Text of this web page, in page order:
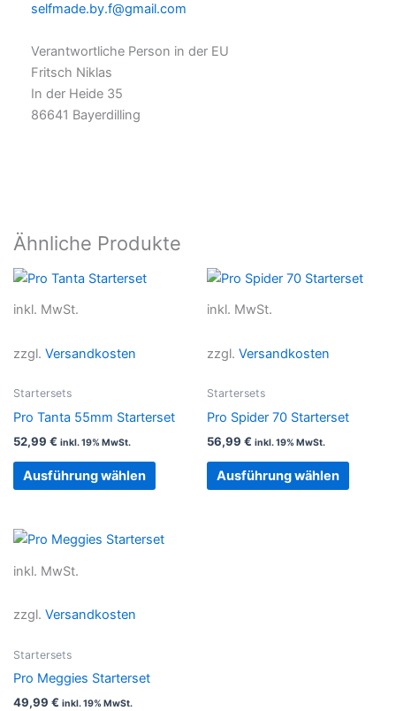
selfmade.by.f@gmail.com
Verantwortliche Person in der EU
Fritsch Niklas
In der Heide 35
86641 Bayerdilling
Ähnliche Produkte
inkl. MwSt.
zzgl. Versandkosten
Startersets
Pro Tanta 55mm Starterset
52,99 € inkl. 19% MwSt.
Ausführung wählen
Varianten
Optionen
auf
der
gewählt
inkl. MwSt.
zzgl. Versandkosten
Startersets
Pro Spider 70 Starterset
56,99 € inkl. 19% MwSt.
Ausführung wählen
Dieses
auf
der
inkl. MwSt.
zzgl. Versandkosten
Startersets
Pro Meggies Starterset
49,99 € inkl. 19% MwSt.
Dieses